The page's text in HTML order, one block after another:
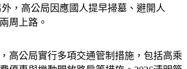
周上路。
優惠與機動開放路肩等措施。2026清明節